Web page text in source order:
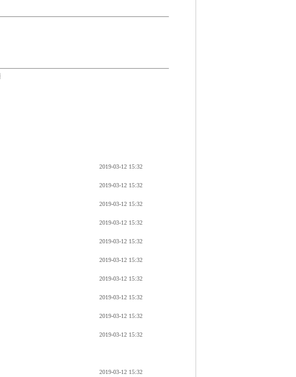
2019-03-12 15:32
2019-03-12 15:32
2019-03-12 15:32
2019-03-12 15:32
2019-03-12 15:32
2019-03-12 15:32
2019-03-12 15:32
2019-03-12 15:32
2019-03-12 15:32
2019-03-12 15:32
2019-03-12 15:32